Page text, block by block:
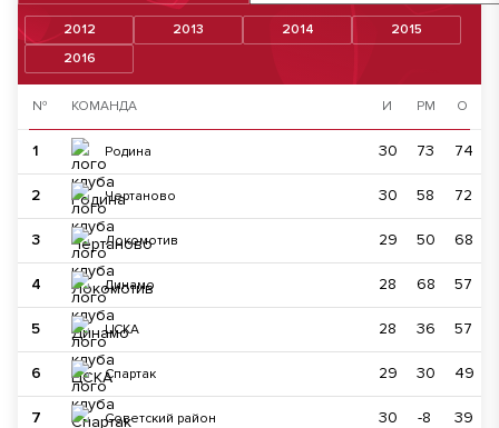
2012 2013 2014
2015
2016
№ КОМАНДА И РМ О
1 Родина 30 73 74
2 Чертаново 30 58 72
3 Локомотив 29 50 68
4 Динамо 28 68 57
5 ЦСКА 28 36 57
6 Спартак 29 30 49
7 Советский район 30 -8 39